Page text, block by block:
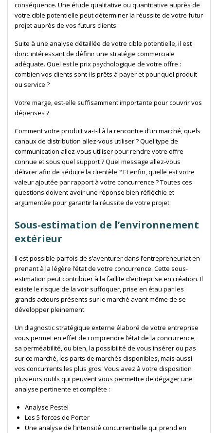
conséquence. Une étude qualitative ou quantitative auprès de
votre cible potentielle peut déterminer la réussite de votre futur
projet auprès de vos futurs clients.
Suite à une analyse détaillée de votre cible potentielle, il est
donc intéressant de définir une stratégie commerciale
adéquate. Quel est le prix psychologique de votre offre :
combien vos clients sont-ils prêts à payer et pour quel produit
ou service ?
Votre marge, est-elle suffisamment importante pour couvrir vos
dépenses ?
Comment votre produit va-t-il à la rencontre d’un marché, quels
canaux de distribution allez-vous utiliser ? Quel type de
communication allez-vous utiliser pour rendre votre offre
connue et sous quel support ? Quel message allez-vous
délivrer afin de séduire la clientèle ? Et enfin, quelle est votre
valeur ajoutée par rapport à votre concurrence ? Toutes ces
questions doivent avoir une réponse bien réfléchie et
argumentée pour garantir la réussite de votre projet.
Sous-estimation de l’environnement
extérieur
Il est possible parfois de s’aventurer dans l’entrepreneuriat en
prenant à la légère l’état de votre concurrence. Cette sous-
estimation peut contribuer à la faillite d’entreprise en création. Il
existe le risque de la voir suffoquer, prise en étau par les
grands acteurs présents sur le marché avant même de se
développer pleinement.
Un diagnostic stratégique externe élaboré de votre entreprise
vous permet en effet de comprendre l’état de la concurrence,
sa perméabilité, ou bien, la possibilité de vous insérer ou pas
sur ce marché, les parts de marchés disponibles, mais aussi
vos concurrents les plus gros. Vous avez à votre disposition
plusieurs outils qui peuvent vous permettre de dégager une
analyse pertinente et complète :
Analyse Pestel
Les 5 forces de Porter
Une analyse de l’intensité concurrentielle qui prend en